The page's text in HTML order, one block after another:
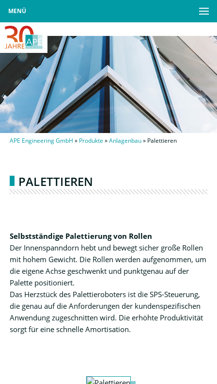
MENÜ
APE Engineering GmbH » Produkte »Anlagenbau» Palettieren
PALETTIEREN
Selbstständige Palettierung von Rollen
Der Innenspanndorn hebt und bewegt sicher große Rollen
mit hohem Gewicht. Die Rollen werden aufgenommen, um
die eigene Achse geschwenkt und punktgenau auf der
Palette positioniert.
Das Herzstück des Palettieroboters ist die SPS-Steuerung,
die genau auf die Anforderungen der kundenspezifischen
Anwendung zugeschnitten wird. Die erhöhte Produktivität
sorgt für eine schnelle Amortisation.